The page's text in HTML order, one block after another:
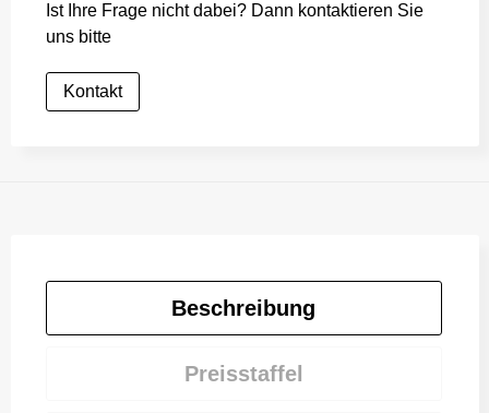
Ist Ihre Frage nicht dabei? Dann kontaktieren Sie
uns bitte
Kontakt
Beschreibung
Preisstaffel